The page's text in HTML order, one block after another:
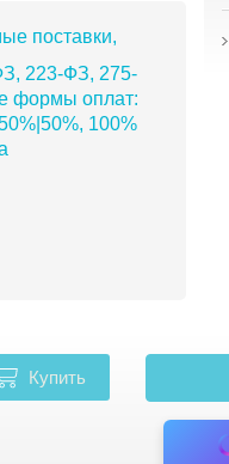
поставки,
223-ФЗ, 275-
формы оплат:
100%
Купить